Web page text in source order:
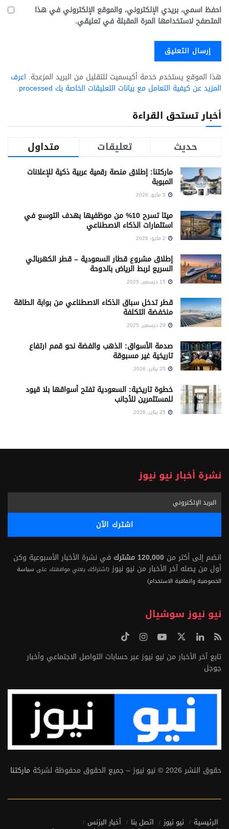
احفظ اسمي، بريدي الإلكتروني، والموقع الإلكتروني في هذا
المتصفح لاستخدامها المرة المقبلة في تعليقي.
هذا الموقع يستخدم خدمة أكيسميت للتقليل من البريد المزعجة. اعرف
المزيد عن كيفية التعامل مع بيانات التعليقات الخاصة بك processed
.
أخبار تستحق القراءة
متداول
تعليقات حديث
ماركتنا: إطلاق منصة رقمية عربية ذكية للإعلانات
المبوبة
ميتا تسرح 10% من موظفيها بهدف التوسع في
استثمارات الذكاء الاصطناعي
إطلاق مشروع قطار السعودية – قطر الكهربائي
السريع لربط الرياض بالدوحة
قطر تدخل سباق الذكاء الاصطناعي من بوابة الطاقة
منخفضة التكلفة
صدمة الأسواق: الذهب والفضة نحو قمم ارتفاع
تاريخية غير مسبوقة
خطوة تاريخية: السعودية تفتح أسواقها بلا قيود
للمستثمرين للأجانب
نشرة أخبار نيو نيوز
انضم إلى أكثر من 120,000 مشترك
في نشرة الأخبار الأسبوعية وكن
أول من يصله آخر الأخبار من نيو نيوز (اشتراكك يعني موافقتك على سياسة
الخصوصية واتفاقية الاستخدام)
نيو نيوز سوشيال
تابع آخر الأخبار من نيو نيوز عبر حسابات التواصل الاجتماعي وأخبار
جوجل
حقوق النشر 2026 © نيو نيوز – جميع الحقوق محفوظة لشركة ماركتنا
الرئيسية نيو نيوز اتصل بنا
أخبار البزنس